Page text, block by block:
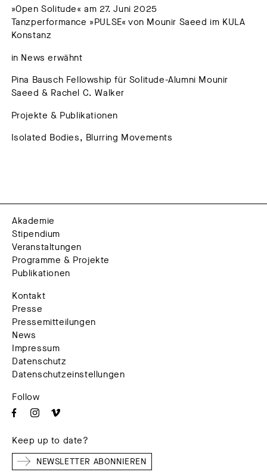
»Open Solitude« am 27. Juni 2025
Tanzperformance »PULSE« von Mounir Saeed im KULA
Konstanz
in News erwähnt
Pina Bausch Fellowship für Solitude-Alumni Mounir
Saeed & Rachel C. Walker
Projekte & Publikationen
Isolated Bodies, Blurring Movements
Akademie
Stipendium
Veranstaltungen
Programme & Projekte
Publikationen
Kontakt
Presse
Pressemitteilungen
News
Impressum
Datenschutz
Datenschutzeinstellungen
Follow
Keep up to date?
NEWSLETTER ABONNIEREN